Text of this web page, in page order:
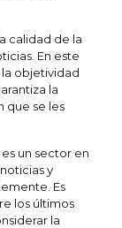
calidad de la
En este
la objetividad
la
que se les
un sector en
y
Es
los últimos
la